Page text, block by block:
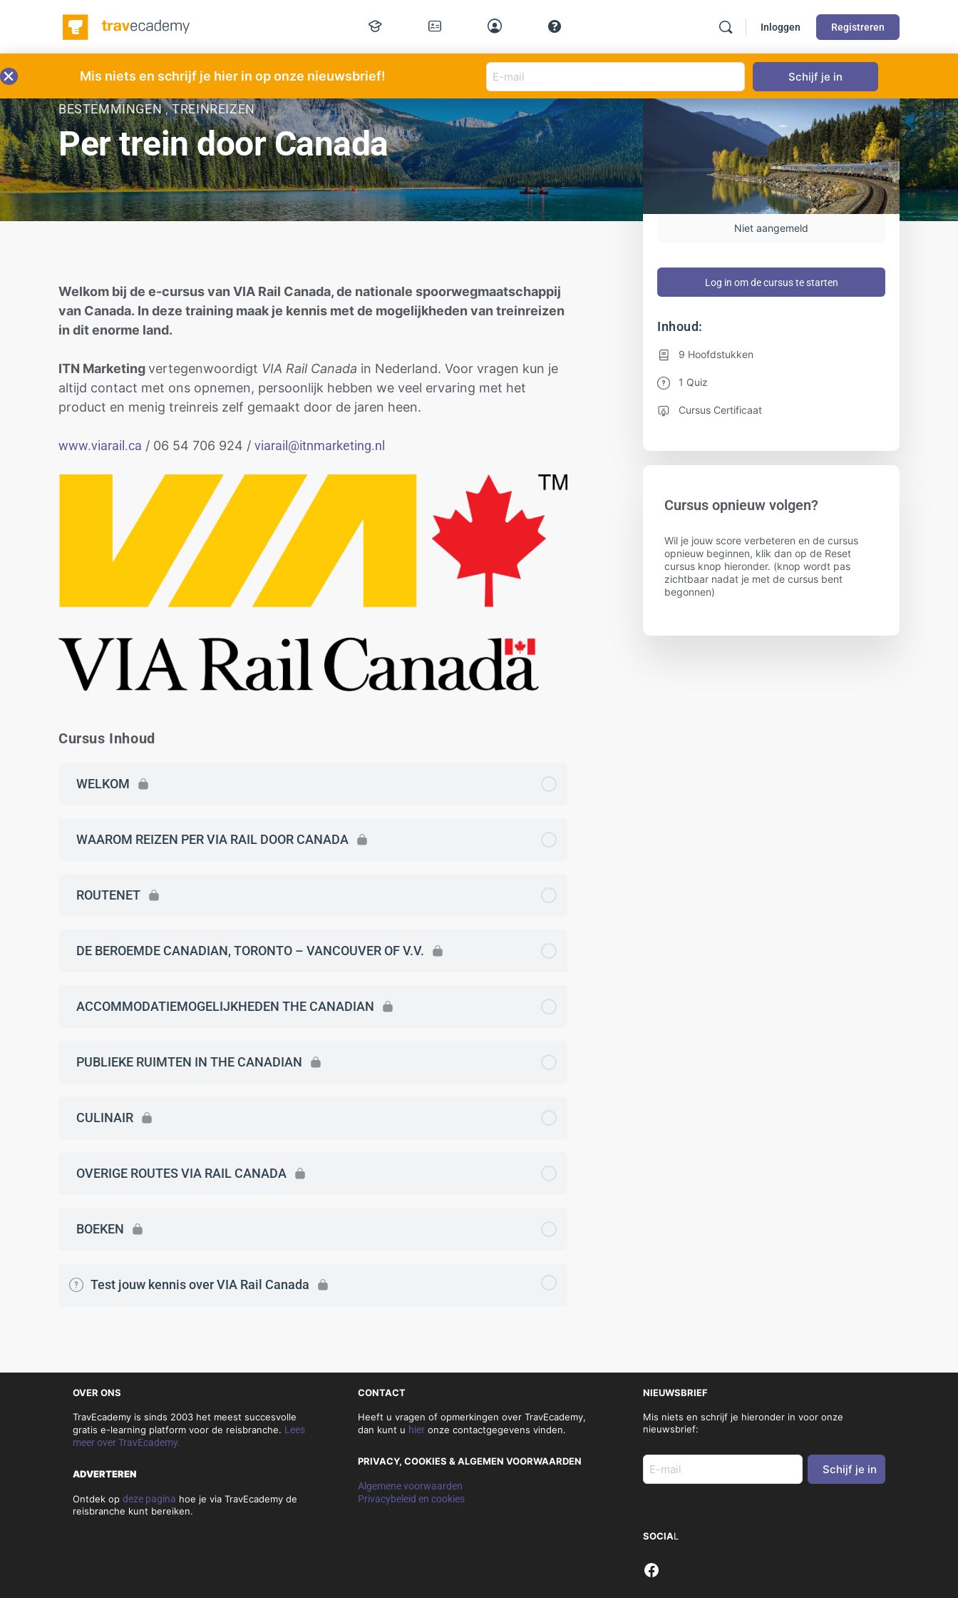
Inloggen Registreren
BESTEMMINGEN, TREINREIZEN
Per trein door Canada
Welkom bij de e-cursus van VIA Rail Canada, de nationale spoorwegmaatschappij
van Canada. In deze training maak je kennis met de mogelijkheden van treinreizen
in dit enorme land.
ITN Marketingvertegenwoordigt VIA Rail Canada in Nederland. Voor vragen kun je
altijd contact met ons opnemen, persoonlijk hebben we veel ervaring met het
product en menig treinreis zelf gemaakt door de jaren heen.
www.viarail.ca / 06 54 706 924 / viarail@itnmarketing.nl
Cursus Inhoud
WELKOM
WAAROM REIZEN PER VIA RAIL DOOR CANADA
ROUTENET
DE BEROEMDE CANADIAN, TORONTO – VANCOUVER OF V.V.
ACCOMMODATIEMOGELIJKHEDEN THE CANADIAN
PUBLIEKE RUIMTEN IN THE CANADIAN
CULINAIR
OVERIGE ROUTES VIA RAIL CANADA
BOEKEN
Test jouw kennis over VIA Rail Canada
Niet aangemeld
Log in om de cursus te starten
Inhoud:
9 Hoofdstukken
1 Quiz
Cursus Certificaat
Cursus opnieuw volgen?
Wil je jouw score verbeteren en de cursus
opnieuw beginnen, klik dan op de Reset
cursus knop hieronder. (knop wordt pas
zichtbaar nadat je met de cursus bent
begonnen)
OVER ONS
TravEcademy is sinds 2003 het meest succesvolle
gratis e-learning platform voor de reisbranche. Lees
meer over TravEcademy.
ADVERTEREN
Ontdek op deze pagina hoe je via TravEcademy de
reisbranche kunt bereiken.
CONTACT
Heeft u vragen of opmerkingen over TravEcademy,
dan kunt u hier onze contactgegevens vinden.
PRIVACY, COOKIES & ALGEMEN VOORWAARDEN
Algemene voorwaarden
Privacybeleid en cookies
NIEUWSBRIEF
Mis niets en schrijf je hieronder in voor onze
nieuwsbrief:
E-
mail
SOCIAL
Mis niets en schrijf je hier in op onze nieuwsbrief!
E-
mail
(Vereist)